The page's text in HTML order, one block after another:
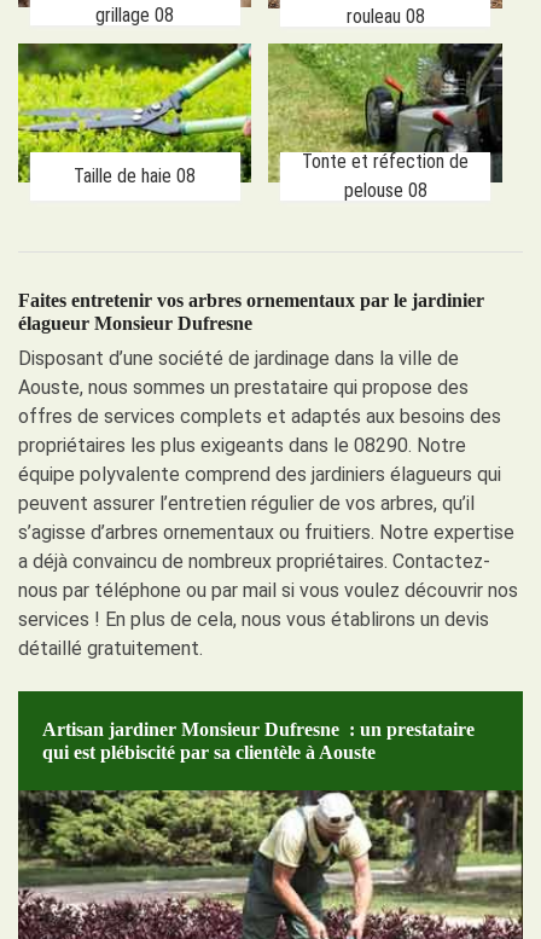
grillage 08
rouleau 08
Taille de haie 08
Tonte et réfection de
pelouse 08
Faites entretenir vos arbres ornementaux par le jardinier
élagueur Monsieur Dufresne
Disposant d’une société de jardinage dans la ville de
Aouste, nous sommes un prestataire qui propose des
offres de services complets et adaptés aux besoins des
propriétaires les plus exigeants dans le 08290. Notre
équipe polyvalente comprend des jardiniers élagueurs qui
peuvent assurer l’entretien régulier de vos arbres, qu’il
s’agisse d’arbres ornementaux ou fruitiers. Notre expertise
a déjà convaincu de nombreux propriétaires. Contactez-
nous par téléphone ou par mail si vous voulez découvrir nos
services ! En plus de cela, nous vous établirons un devis
détaillé gratuitement.
Artisan jardiner Monsieur Dufresne : un prestataire
qui est plébiscité par sa clientèle à Aouste